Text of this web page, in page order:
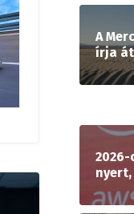
A
írja át
2026-